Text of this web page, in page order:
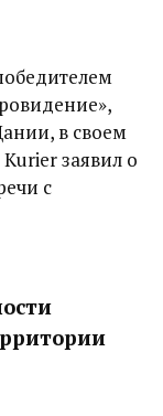
в своем
заявил о
с